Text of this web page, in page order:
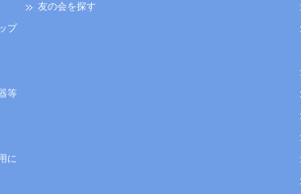
プ
等
に
友の会を探す